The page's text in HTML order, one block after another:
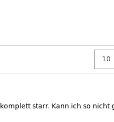
starr. Kann ich so